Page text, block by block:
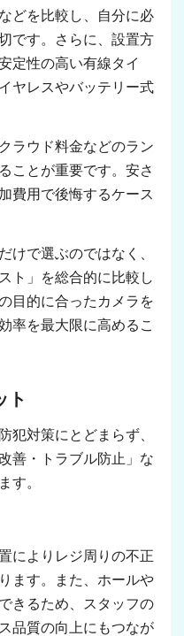
どを比較し、自分に必
です。さらに、設置方
定性の高い有線タイ
ヤレスやバッテリー式
ラウド料金などのラン
ことが重要です。安さ
費用で後悔するケース
けで選ぶのではなく、
ト」を総合的に比較し
目的に合ったカメラを
率を最大限に高めるこ
ト
犯対策にとどまらず、
善・トラブル防止」な
す。
によりレジ周りの不正
ます。また、ホールや
きるため、スタッフの
品質の向上にもつなが